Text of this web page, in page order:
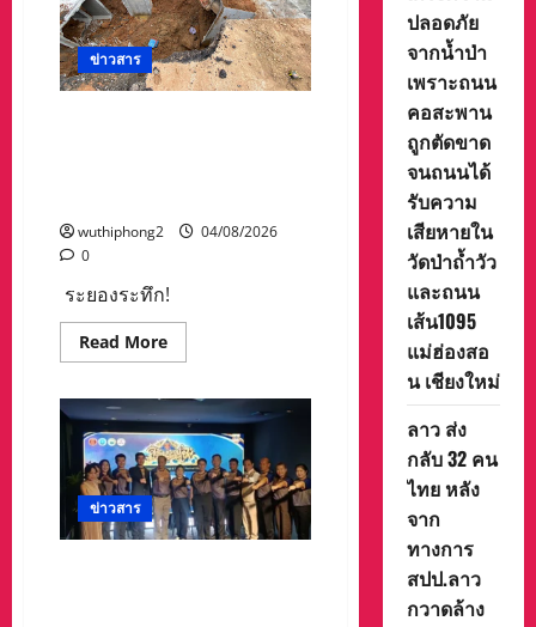
สาย
น่าน–
แพร่
ตำรวจ
ทางหลวง
แจ้ง
เวียง
1
จราจร
ข่าวสาร
wuthiphong2
04/08/2026
0
ระยองระทึก!
Read MoreRead
more
ระทึก!
ดิน
สไลด์
ทับ
คน
งาน
พม่า
จม
ลึก
ข่าวสาร
ปลอดภัย
จากน้ำป่า
เพราะถนน
คอสะพาน
ถูกตัดขาด
จนถนนได้
รับความ
เสียหายใน
วัดป่าถ้ำวัว
และถนน
เส้น1095
แม่ฮ่องสอ
น เชียงใหม่
ลาว ส่ง
กลับ 32 คน
ไทย หลัง
จาก
ทางการ
สปป.ลาว
กวาดล้าง